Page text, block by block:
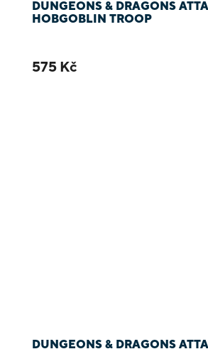
DUNGEONS & DRAGONS
HOBGOBLIN TROOP
575 Kč
DUNGEONS & DRAGONS